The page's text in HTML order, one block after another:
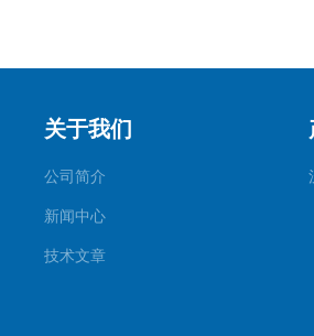
关于我们
公司简介
新闻中心
技术文章